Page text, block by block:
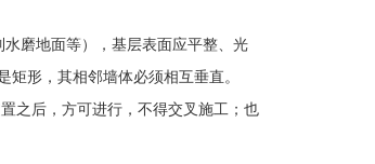
磨地面等），基层表面应平整、光
形，其相邻墙体必须相互垂直。
之后，方可进行，不得交叉施工；也